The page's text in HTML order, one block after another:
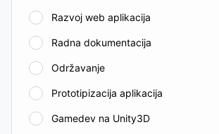
Razvoj web aplikacija
Radna dokumentacija
Održavanje
Prototipizacija aplikacija
Gamedev na Unity3D